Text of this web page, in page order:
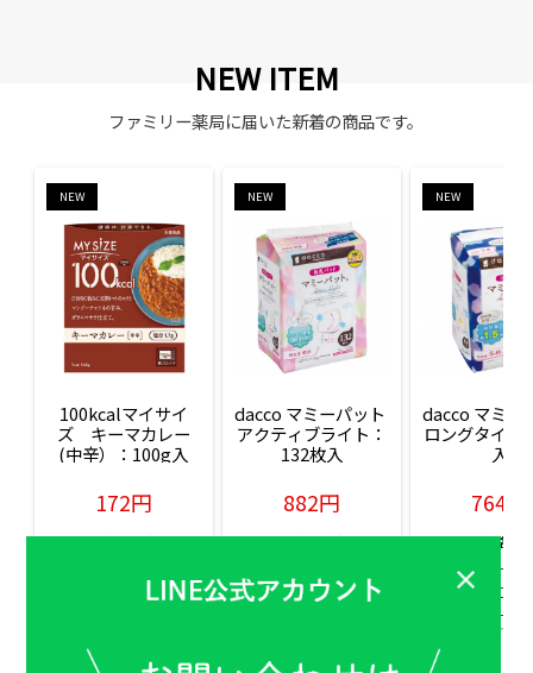
NEW ITEM
ファミリー薬局に届いた新着の商品です。
NEW
100kcalマイサイ
ズ　キーマカレー
(中辛）：100g入
172円
販売価格(税込)
NEW
dacco マミーパット
アクティブライト：
132枚入
882円
販売価格(税込)
NEW
dacco マミー
ロングタイム
入
764円
販売価格(税